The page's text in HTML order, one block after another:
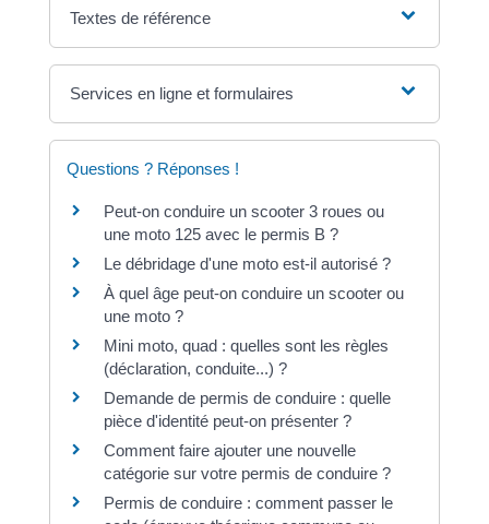
Textes de référence
Services en ligne et formulaires
Questions ? Réponses !
Peut-on conduire un scooter 3 roues ou
une moto 125 avec le permis B ?
Le débridage d'une moto est-il autorisé ?
À quel âge peut-on conduire un scooter ou
une moto ?
Mini moto, quad : quelles sont les règles
(déclaration, conduite...) ?
Demande de permis de conduire : quelle
pièce d'identité peut-on présenter ?
Comment faire ajouter une nouvelle
catégorie sur votre permis de conduire ?
Permis de conduire : comment passer le